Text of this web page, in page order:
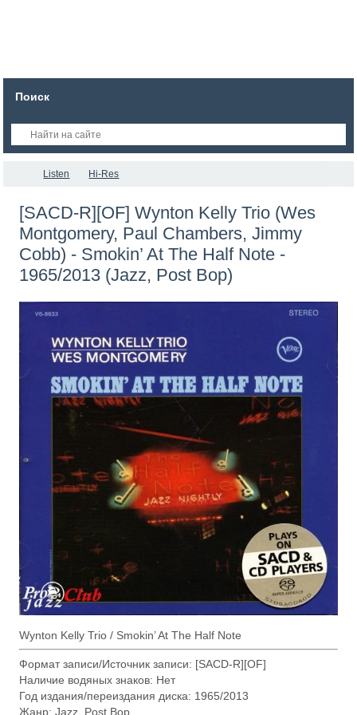
Поиск
Listen Hi-Res
[SACD-R][OF] Wynton Kelly Trio (Wes
Montgomery, Paul Chambers, Jimmy
Cobb) - Smokin’ At The Half Note -
1965/2013 (Jazz, Post Bop)
Wynton Kelly Trio / Smokin’ At The Half Note
Формат записи/Источник записи: [SACD-R][OF]
Наличие водяных знаков: Нет
Год издания/переиздания диска: 1965/2013
Жанр: Jazz, Post Bop